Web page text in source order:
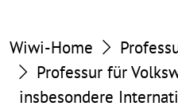
Wiwi-Home
Professur für
insbesondere